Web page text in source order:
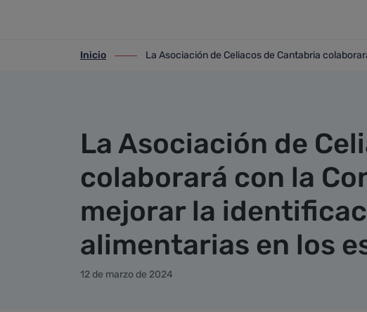
ir-a inicio
Inicio
ir-a La Asociación de Celiacos de Cantabria
La Asociación de Celiacos de Cantabria
La Asociación de
colaborará con la
mejorar la
alimentarias en los
12 de marzo de 2024